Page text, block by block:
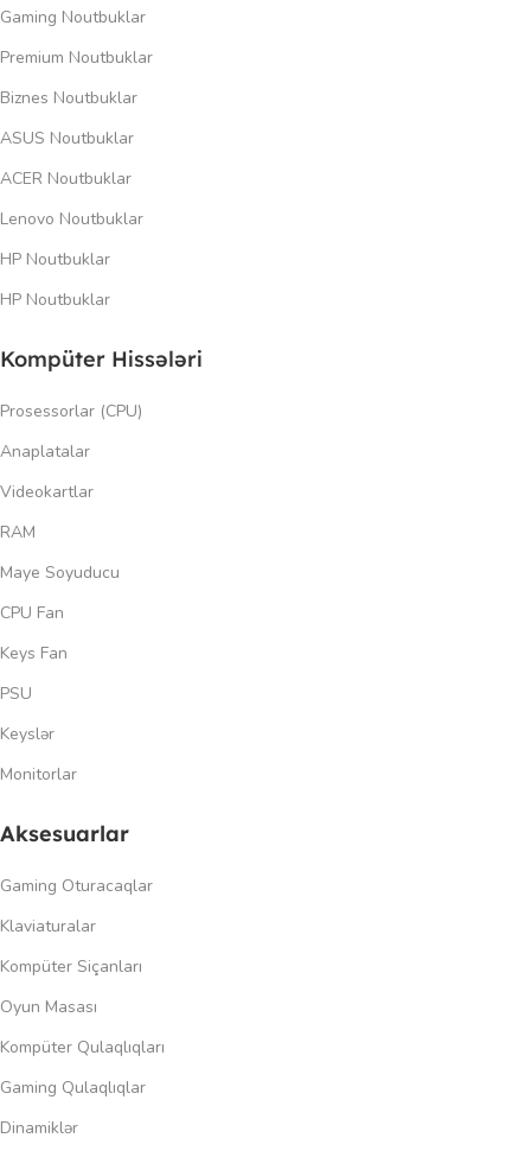
Gaming Noutbuklar
Premium Noutbuklar
Biznes Noutbuklar
ASUS Noutbuklar
ACER Noutbuklar
Lenovo Noutbuklar
HP Noutbuklar
HP Noutbuklar
Kompüter Hissələri
Prosessorlar (CPU)
Anaplatalar
Videokartlar
RAM
Maye Soyuducu
CPU Fan
Keys Fan
PSU
Keyslər
Monitorlar
Aksesuarlar
Gaming Oturacaqlar
Klaviaturalar
Kompüter Siçanları
Oyun Masası
Kompüter Qulaqlıqları
Gaming Qulaqlıqlar
Dinamiklər